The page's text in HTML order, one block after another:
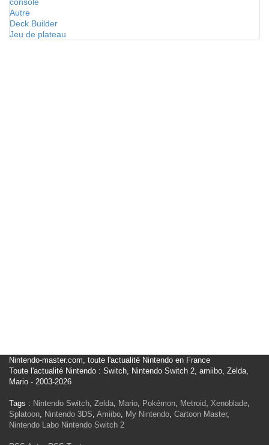
Autre
Deck Builder
Jeu de plateau
Nintendo-master.com, toute l'actualité Nintendo en France
Toute l'actualité Nintendo : Switch, Nintendo Switch 2, amiibo, Zelda,
Mario - 2003-2026
Tags : Nintendo Switch, Zelda, Mario, Pokémon, Metroid, Xenoblade,
Splatoon, Nintendo 3DS, Amiibo, My Nintendo, Cartoon Master,
Nintendo Labo Nintendo Switch 2